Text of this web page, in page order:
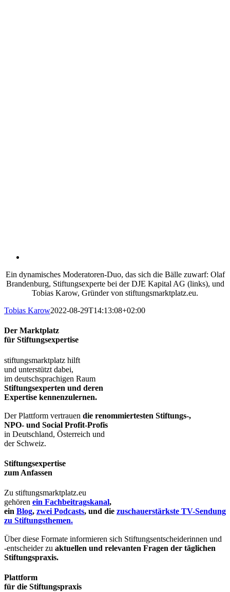
Ein dynamisches Moderatoren-Duo, das sich die Bälle zuwarf: Olaf
Brandenburg, Stiftungsexperte bei der DJE Kapital AG (links), und
Tobias Karow, Gründer von stiftungsmarktplatz.eu.
Tobias Karow2022-08-29T14:13:08+02:00
Der Marktplatz
für Stiftungsexpertise
stiftungsmarktplatz hilft
und unterstützt dabei,
im deutschsprachigen Raum
Stiftungsexperten und deren
Expertise kennenzulernen.
Der Plattform vertrauen die renommiertesten Stiftungs-,
NPO- und Social Profit-Profis
in Deutschland, Österreich und
der Schweiz.
Stiftungsexpertise
zum Anfassen
Zu stiftungsmarktplatz.eu
gehören ein Fachbeitragskanal,
ein Blog, zwei Podcasts, und die zuschauerstärkste TV-Sendung
zu Stiftungsthemen.
Über diese Formate informieren sich Stiftungsentscheiderinnen und
-entscheider zu aktuellen und relevanten Fragen der täglichen
Stiftungspraxis.
Plattform
für die Stiftungspraxis